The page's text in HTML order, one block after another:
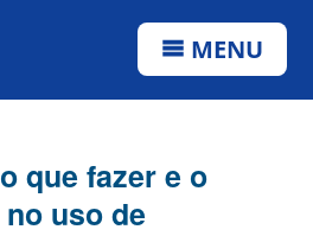
MENU
que fazer e o
uso de